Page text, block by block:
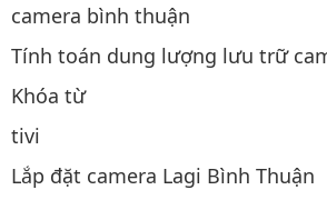
camera bình thuận
Tính toán dung lượng lưu trữ
Khóa từ
tivi
Lắp đặt camera Lagi Bình Thuận